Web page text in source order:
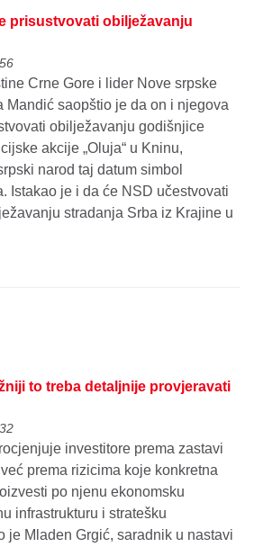
prisustvovati obilježavanju
Crne Gore i lider Nove srpske
Mandić saopštio je da on i njegova
obilježavanju godišnjice
akcije „Oluja“ u Kninu,
narod taj datum simbol
Istakao je i da će NSD učestvovati
stradanja Srba iz Krajine u
to treba detaljnije provjeravati
investitore prema zastavi
prema rizicima koje konkretna
po njenu ekonomsku
infrastrukturu i stratešku
je Mladen Grgić, saradnik u nastavi